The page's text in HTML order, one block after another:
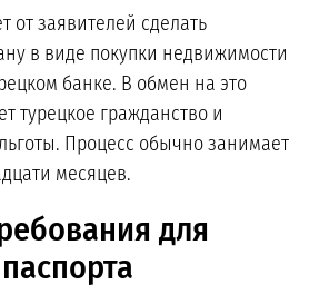
от заявителей сделать
в виде покупки недвижимости
банке. В обмен на это
турецкое гражданство и
Процесс обычно занимает
месяцев.
для